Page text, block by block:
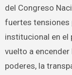
del Congreso
fuertes tensiones
institucional en el
vuelto a
poderes, la